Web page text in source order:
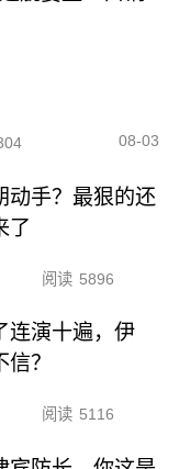
08-03
动手？最狠的还
了
阅读 5896
连演十遍，伊
？
阅读 5116